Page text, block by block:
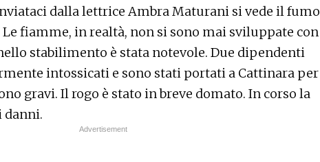
dalla lettrice Ambra Maturani si vede il fumo
fiamme, in realtà, non si sono mai sviluppate con
stabilimento è stata notevole. Due dipendenti
intossicati e sono stati portati a Cattinara per
gravi. Il rogo è stato in breve domato. In corso la
danni.